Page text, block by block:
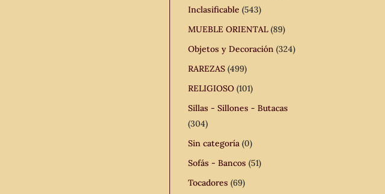
Inclasificable (543)
MUEBLE ORIENTAL (89)
Objetos y Decoración (324)
RAREZAS (499)
RELIGIOSO (101)
Sillas - Sillones - Butacas
(304)
Sin categoría (0)
Sofás - Bancos (51)
Tocadores (69)